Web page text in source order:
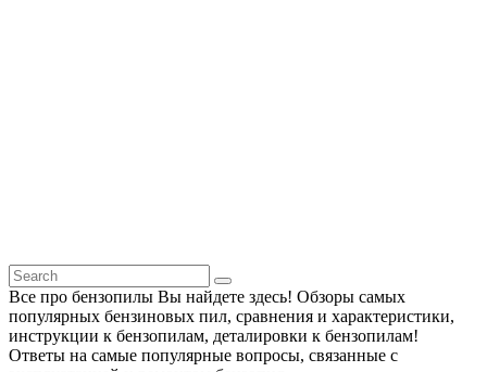
Все про бензопилы Вы найдете здесь! Обзоры самых
популярных бензиновых пил, сравнения и характеристики,
инструкции к бензопилам, деталировки к бензопилам!
Ответы на самые популярные вопросы, связанные с